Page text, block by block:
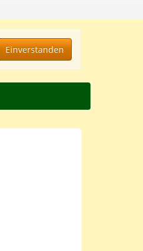
Einverstanden